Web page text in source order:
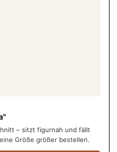
– sitzt figurnah und fällt
Größe größer bestellen.